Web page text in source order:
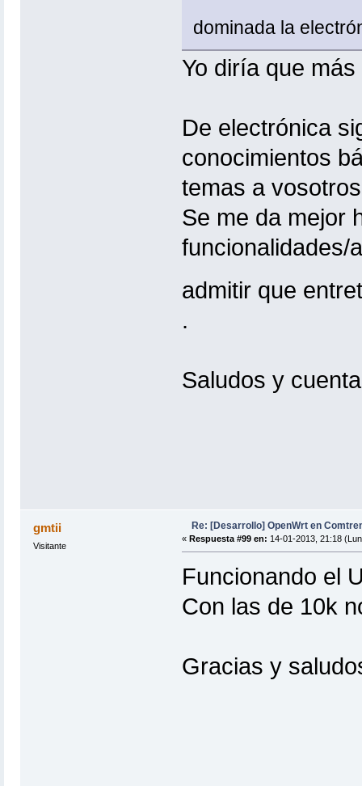
dominada la
Yo diría que
De electrónica
conocimientos
temas a
Se me da mejor
funcionalidades/
admitir que
.
Saludos y
gmtii
Visitante
Re: [Desarrollo] OpenWrt en
« Respuesta #99 en: 14-01-2013, 21:18
Funcionando el
Con las de 10k
Gracias y